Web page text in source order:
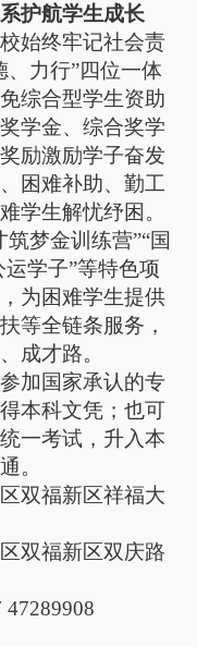
护航学生成长
始终牢记社会责
力行”四位一体
综合型学生资助
学金、综合奖学
励激励学子奋发
困难补助、勤工
学生解忧纾困。
梦金训练营”“国
学子”等特色项
为困难学生提供
等全链条服务，
成才路。
加国家承认的专
本科文凭；也可
一考试，升入本
。
双福新区祥福大
双福新区双庆路